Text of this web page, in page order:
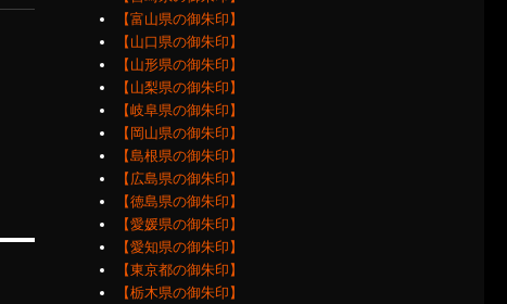
【富山県の御朱印】
【山口県の御朱印】
【山形県の御朱印】
【山梨県の御朱印】
【岐阜県の御朱印】
【岡山県の御朱印】
【島根県の御朱印】
【広島県の御朱印】
【徳島県の御朱印】
【愛媛県の御朱印】
【愛知県の御朱印】
【東京都の御朱印】
【栃木県の御朱印】